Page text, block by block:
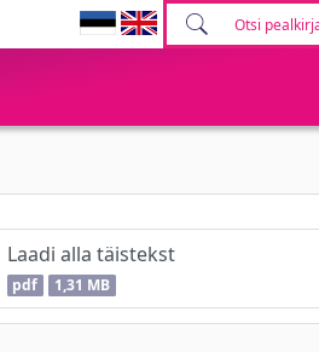
Laadi alla täistekst
pdf 1,31 MB